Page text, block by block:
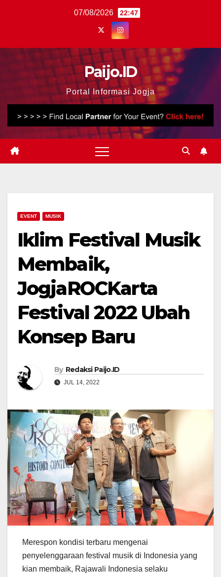
07/08/2026 22:47
Paijo.ID
Portal Informasi Jogja
EVENT MUSIK
Iklim Festival Musik
Membaik,
JogjaROCKarta
Festival 2022 Ubah
Konsep Baru
By Redaksi Paijo.ID
JUL 14, 2022
Merespon kondisi terbaru mengenai
penyelenggaraan festival musik di Indonesia yang
kian membaik, Rajawali Indonesia selaku